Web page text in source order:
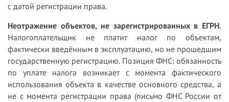
с датой регистрации права.
Неотражение объектов, не зарегистрированных в ЕГРН.
Налогоплательщик не платит налог по объектам,
фактически введённым в эксплуатацию, но не прошедшим
государственную регистрацию. Позиция ФНС: обязанность
по уплате налога возникает с момента фактического
использования объекта в качестве основного средства, а
не с момента регистрации права (письмо ФНС России от